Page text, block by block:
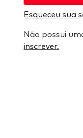
Esqueceu sua
Não possui
inscrever.